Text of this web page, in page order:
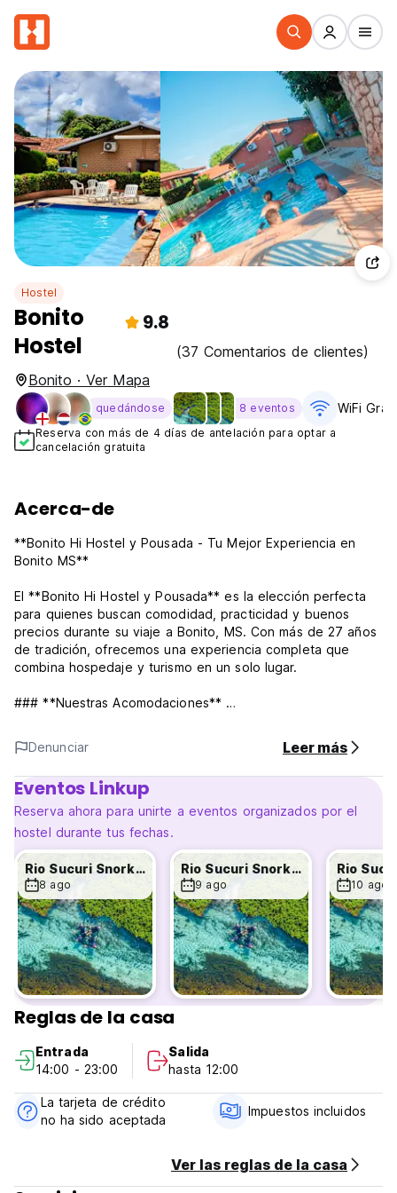
Hostel
Bonito
Hostel
9.8
(37 Comentarios de clientes)
Bonito · Ver Mapa
quedándose 8 eventos WiFi
Reserva con más de 4 días de antelación para optar a
cancelación gratuita
Acerca-de
**Bonito Hi Hostel y Pousada - Tu Mejor Experiencia en
Bonito MS**
El **Bonito Hi Hostel y Pousada** es la elección perfecta
para quienes buscan comodidad, practicidad y buenos
precios durante su viaje a Bonito, MS. Con más de 27 años
de tradición, ofrecemos una experiencia completa que
combina hospedaje y turismo en un solo lugar.
### **Nuestras Acomodaciones**
familias o grupos que buscan privacidad y confort. Todas
están equipadas con aire acondicionado, minibar y baño
privado.
✔️ **Tiny Houses:** Alojamiento acogedor y encantador
para quienes buscan una experiencia diferente.
✔️ **Habitaciones compartidas:** Opciones económicas
social y un ambiente relajado.
### **Infraestructura y Servicios**
🛏️ **Ropa de cama y toallas incluidas** para mayor
comodidad.
🍳 **Desayuno completo incluido** en la tarifa, con frutas,
panes, pasteles y bebidas calientes para comenzar bien el
día.
🏊‍♂️ **Piscina refrescante** para relajarse después de los
paseos.
🚫 **Cocina compartida temporalmente desactivada.**
### **Horarios de Check-in y Check-out**
🕑 **Check-in a partir de las 14h00**.
🕛 **Check-out hasta el mediodía (12h00)**.
💳 Aceptamos **tarjetas de crédito**, **efectivo** y
Denunciar Leer más
Eventos Linkup
Reserva ahora para unirte a eventos organizados por el
hostel durante tus fechas.
Rio Sucuri Snorkelling Tour
8 ago
Rio Sucuri Snorkelling Tour
9 ago 10 ago
Reglas de la casa
Entrada
14:00 - 23:00
Salida
hasta 12:00
La tarjeta de crédito
no ha sido aceptada
Impuestos incluidos
Ver las reglas de la casa